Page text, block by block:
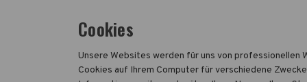
Cookies
Unsere Websites werden für uns von
Cookies auf Ihrem Computer für verschiedene